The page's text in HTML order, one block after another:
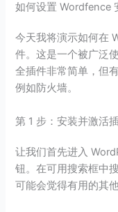
如何设置 Wordfence
今天我将演示如何在
件。这是一个被广泛
全插件非常简单，但
例如防火墙。
第 1 步：安装并激活
让我们首先进入
钮。在可用搜索框中
可能会觉得有用的其他